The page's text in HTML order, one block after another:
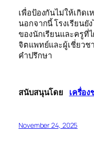
เพื่อป้องกันไม่ให้เกิด
นอกจากนี้ โรงเรียน
ของนักเรียนและครูที่
จิตแพทย์และผู้เชี่ยว
คำปรึกษา
สนับสนุนโดย เครื่อ
November 24, 2025